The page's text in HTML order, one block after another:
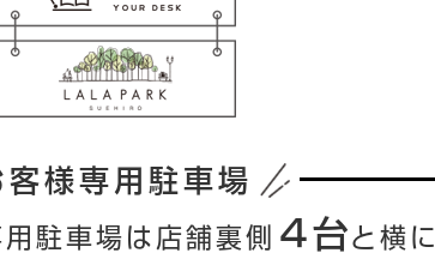
客様専用駐車場
用駐車場は店舗裏側 ４台と横に